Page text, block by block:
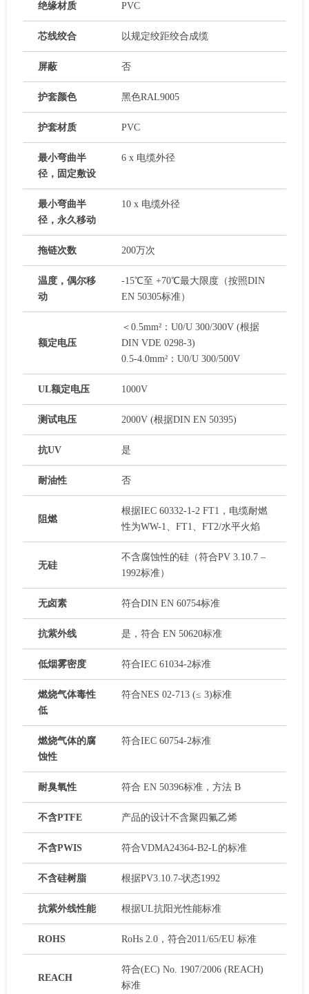
绝缘材质 PVC
芯线绞合 以规定绞距绞合成缆
屏蔽 否
护套颜色 黑色RAL9005
护套材质 PVC
最小弯曲半
径，固定敷设
6 x 电缆外径
最小弯曲半
径，永久移动
10 x 电缆外径
拖链次数 200万次
温度，偶尔移
动
-15℃至 +70℃最大限度（按照DIN
EN 50305标准）
额定电压
＜0.5mm²：U0/U 300/300V (根据
DIN VDE 0298-3)
0.5-4.0mm²：U0/U 300/500V
UL额定电压 1000V
测试电压 2000V (根据DIN EN 50395)
抗UV 是
耐油性 否
阻燃
根据IEC 60332-1-2 FT1，电缆耐燃
性为WW-1、FT1、FT2/水平火焰
无硅
不含腐蚀性的硅（符合PV 3.10.7 –
1992标准）
无卤素 符合DIN EN 60754标准
抗紫外线 是，符合 EN 50620标准
低烟雾密度 符合IEC 61034-2标准
燃烧气体毒性
低
符合NES 02-713 (≤ 3)标准
燃烧气体的腐
蚀性
符合IEC 60754-2标准
耐臭氧性 符合 EN 50396标准，方法 B
不含PTFE 产品的设计不含聚四氟乙烯
不含PWIS 符合VDMA24364-B2-L的标准
不含硅树脂 根据PV3.10.7-状态1992
抗紫外线性能 根据UL抗阳光性能标准
ROHS RoHs 2.0，符合2011/65/EU 标准
REACH
符合(EC) No. 1907/2006 (REACH)
标准